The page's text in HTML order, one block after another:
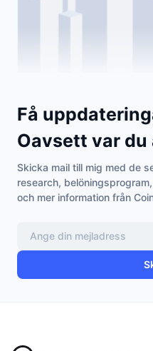
Få
Oavsett var du
Skicka mail till mig med de
research,
och mer information från